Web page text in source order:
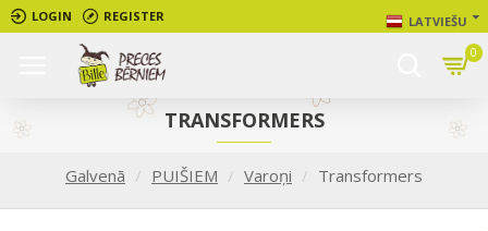
LOGIN REGISTER LATVIEŠU
0
Galvenā PUIŠIEM Varoņi Transformers
TRANSFORMERS